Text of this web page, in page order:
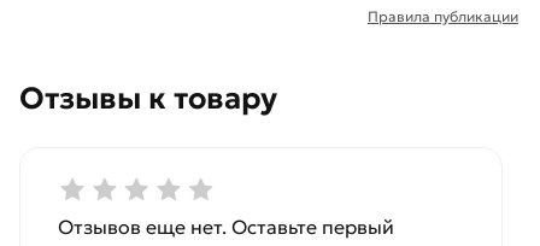
Отзывы к товару
Отзывов еще нет. Оставьте первый
Правила публикации